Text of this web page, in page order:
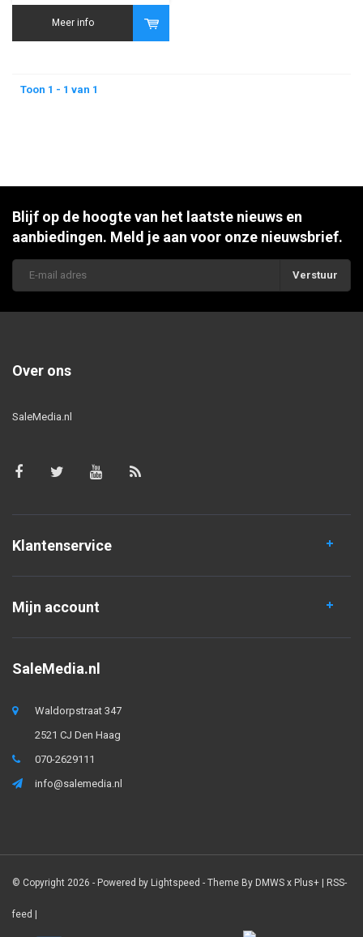
Meer info
Toon 1 - 1 van 1
Blijf op de hoogte van het laatste nieuws en
aanbiedingen. Meld je aan voor onze nieuwsbrief.
Verstuur
Over ons
SaleMedia.nl
Klantenservice
Mijn account
SaleMedia.nl
Waldorpstraat 347
2521 CJ Den Haag
070-2629111
info@salemedia.nl
© Copyright 2026 - Powered by Lightspeed - Theme By DMWS x Plus+ | RSS-
feed |